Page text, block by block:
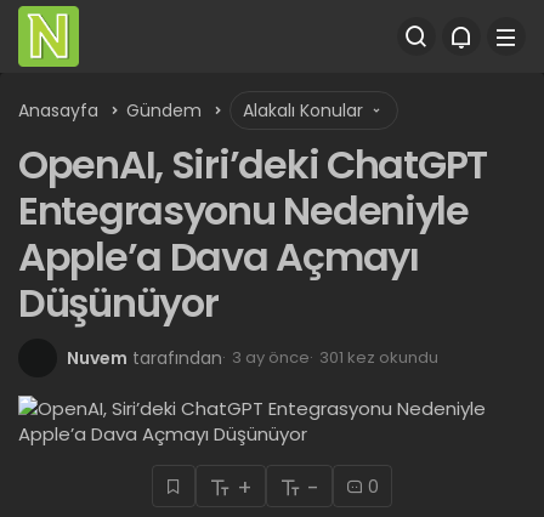
Anasayfa Gündem Alakalı Konular
OpenAI, Siri’deki ChatGPT
Entegrasyonu Nedeniyle
Apple’a Dava Açmayı
Düşünüyor
Nuvem tarafından 3 ay önce 301 kez okundu
+ - 0